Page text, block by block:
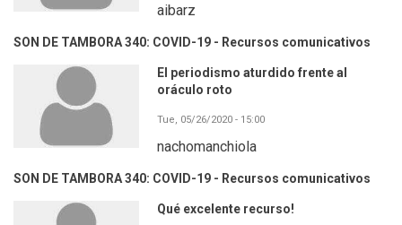
aibarz
SON DE TAMBORA 340: COVID-19 - Recursos comunicativos
El periodismo aturdido frente al
oráculo roto
Tue, 05/26/2020 - 15:00
nachomanchiola
SON DE TAMBORA 340: COVID-19 - Recursos comunicativos
Qué excelente recurso!